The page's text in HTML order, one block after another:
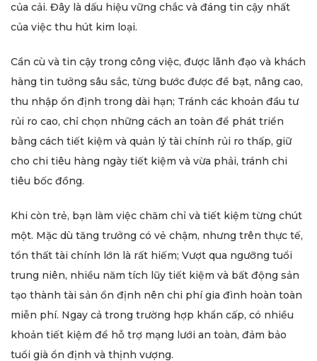
của cải. Đây là dấu hiệu vững chắc và đáng tin cậy nhất
của việc thu hút kim loại.
Cần cù và tin cậy trong công việc, được lãnh đạo và khách
hàng tin tưởng sâu sắc, từng bước được đề bạt, nâng cao,
thu nhập ổn định trong dài hạn; Tránh các khoản đầu tư
rủi ro cao, chỉ chọn những cách an toàn để phát triển
bằng cách tiết kiệm và quản lý tài chính rủi ro thấp, giữ
cho chi tiêu hàng ngày tiết kiệm và vừa phải, tránh chi
tiêu bốc đồng.
Khi còn trẻ, bạn làm việc chăm chỉ và tiết kiệm từng chút
một. Mặc dù tăng trưởng có vẻ chậm, nhưng trên thực tế,
tổn thất tài chính lớn là rất hiếm; Vượt qua ngưỡng tuổi
trung niên, nhiều năm tích lũy tiết kiệm và bất động sản
tạo thành tài sản ổn định nên chi phí gia đình hoàn toàn
miễn phí. Ngay cả trong trường hợp khẩn cấp, có nhiều
khoản tiết kiệm để hỗ trợ mạng lưới an toàn, đảm bảo
tuổi già ổn định và thịnh vượng.